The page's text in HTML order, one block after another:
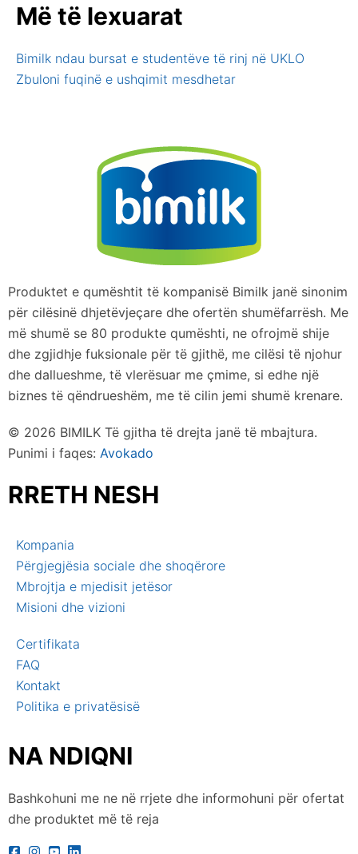
Më të lexuarat
Bimilk ndau bursat e studentëve të rinj në UKLO
Zbuloni fuqinë e ushqimit mesdhetar
Produktet e qumështit të kompanisë Bimilk janë sinonim
për cilësinë dhjetëvjeçare dhe ofertën shumëfarrësh. Me
më shumë se 80 produkte qumështi, ne ofrojmë shije
dhe zgjidhje fuksionale për të gjithë, me cilësi të njohur
dhe dallueshme, të vlerësuar me çmime, si edhe një
biznes të qëndrueshëm, me të cilin jemi shumë krenare.
© 2026 BIMILK Të gjitha të drejta janë të mbajtura.
Punimi i faqes: Avokado
RRETH NESH
Kompania
Përgjegjësia sociale dhe shoqërore
Mbrojtja e mjedisit jetësor
Misioni dhe vizioni
Certifikata
FAQ
Kontakt
Politika e privatësisë
NA NDIQNI
Bashkohuni me ne në rrjete dhe informohuni për ofertat
dhe produktet më të reja